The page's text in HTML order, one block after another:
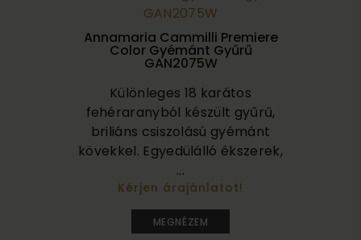
Annamaria Cammilli Premiere
Color Gyémánt Gyűrű
GAN2075W
Különleges 18 karátos
fehéraranyból készült gyűrű,
briliáns csiszolású gyémánt
kövekkel. Egyedülálló ékszerek,
...
Kérjen árajánlatot!
MEGNÉZEM